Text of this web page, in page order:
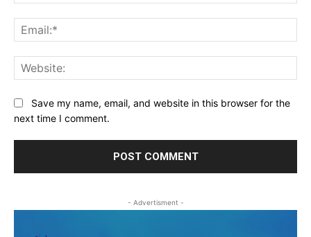
Save my name, email, and website in this browser for the
next time I comment.
- Advertisment -